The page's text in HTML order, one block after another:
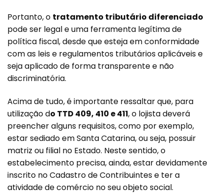
Portanto, o tratamento tributário diferenciado
pode ser legal e uma ferramenta legítima de
política fiscal, desde que esteja em conformidade
com as leis e regulamentos tributários aplicáveis e
seja aplicado de forma transparente e não
discriminatória.
Acima de tudo, é importante ressaltar que, para
utilização do TTD 409, 410 e 411, o lojista deverá
preencher alguns requisitos, como por exemplo,
estar sediado em Santa Catarina, ou seja, possuir
matriz ou filial no Estado. Neste sentido, o
estabelecimento precisa, ainda, estar devidamente
inscrito no Cadastro de Contribuintes e ter a
atividade de comércio no seu objeto social.